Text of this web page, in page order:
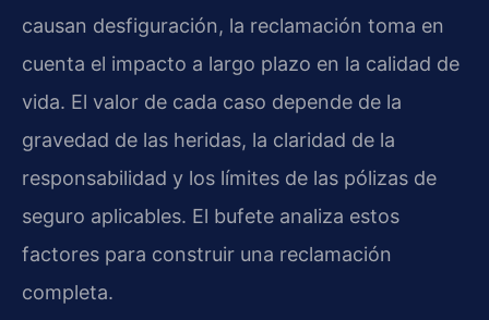
causan desfiguración, la reclamación toma en
cuenta el impacto a largo plazo en la calidad de
vida. El valor de cada caso depende de la
gravedad de las heridas, la claridad de la
responsabilidad y los límites de las pólizas de
seguro aplicables. El bufete analiza estos
factores para construir una reclamación
completa.